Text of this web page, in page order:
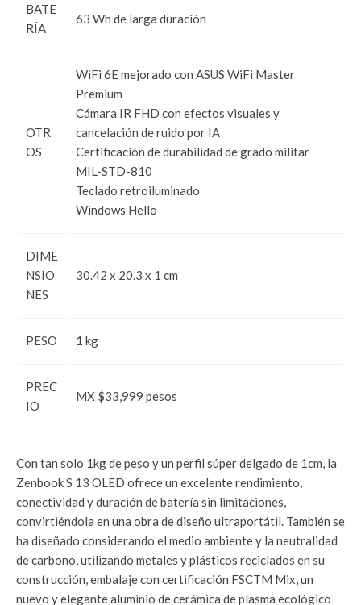
BATE
RÍA
63 Wh de larga duración
OTR
OS
WiFi 6E mejorado con ASUS WiFi Master
Premium
Cámara IR FHD con efectos visuales y
cancelación de ruido por IA
Certificación de durabilidad de grado militar
MIL-STD-810
Teclado retroiluminado
Windows Hello
DIME
NSIO
NES
30.42 x 20.3 x 1 cm
PESO 1 kg
PREC
IO
MX $33,999 pesos
Con tan solo 1kg de peso y un perfil súper delgado de 1cm, la
Zenbook S 13 OLED ofrece un excelente rendimiento,
conectividad y duración de batería sin limitaciones,
convirtiéndola en una obra de diseño ultraportátil. También se
ha diseñado considerando el medio ambiente y la neutralidad
de carbono, utilizando metales y plásticos reciclados en su
construcción, embalaje con certificación FSCTM Mix, un
nuevo y elegante aluminio de cerámica de plasma ecológico